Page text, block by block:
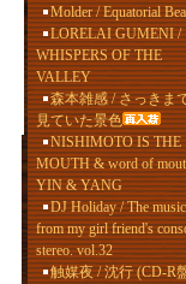
Molder / Equatorial
LORELAI GUMENI /
WHISPERS OF THE
VALLEY
森本雑感 / さっきま
見ていた景色
NISHIMOTO IS THE
MOUTH & word of
YIN & YANG
DJ Holiday / The music
from my girl friend's
stereo. vol.32
触媒夜 / 沈行 (CD-R